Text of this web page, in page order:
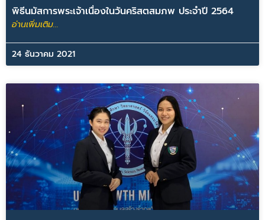
พิธีนมัสการพระเจ้าเนื่องในวันคริสตสมภพ ประจำปี 2564
อ่านเพิ่มเติม...
24 ธันวาคม 2021